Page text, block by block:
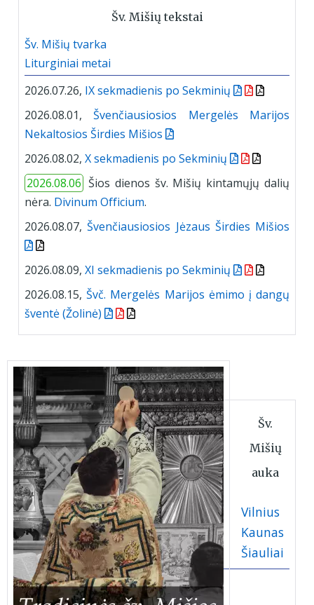
Šv. Mišių tekstai
Šv. Mišių tvarka
Liturginiai metai
2026.07.26, IX sekmadienis po Sekminių
2026.08.01,Švenčiausiosios Mergelės Marijos
Nekaltosios Širdies Mišios
2026.08.02, X sekmadienis po Sekminių
2026.08.06 Šios dienos šv. Mišių kintamųjų dalių
nėra. Divinum Officium.
2026.08.07,Švenčiausiosios Jėzaus Širdies Mišios
2026.08.09, XI sekmadienis po Sekminių
2026.08.15,Švč. Mergelės Marijos ėmimo į dangų
šventė (Žolinė)
Šv.
Mišių
auka
Vilnius
Kaunas
Šiauliai